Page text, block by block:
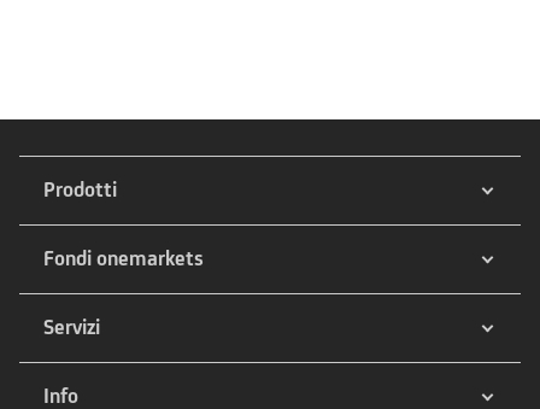
Prodotti
Fondi onemarkets
Servizi
Info